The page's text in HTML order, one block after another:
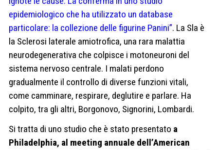
epidemiologico che ha utilizzato un database
particolare: la collezione delle figurine Panini”. La Sla è
la Sclerosi laterale amiotrofica, una rara malattia
neurodegenerativa che colpisce i motoneuroni del
sistema nervoso centrale. I malati perdono
gradualmente il controllo di diverse funzioni vitali,
come camminare, respirare, deglutire e parlare. Ha
colpito, tra gli altri, Borgonovo, Signorini, Lombardi.
Si tratta di uno studio che è stato presentato a
Philadelphia, al meeting annuale dell’American